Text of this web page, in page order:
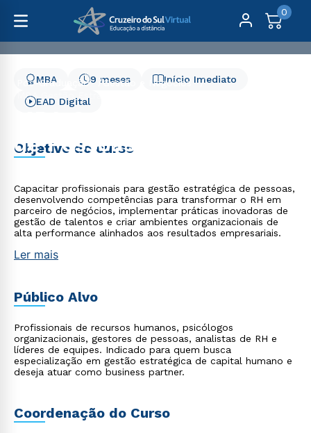
0
Pós-Graduação
Gestão e Negócios
MBA Gestão Estratégica de Pessoas
de Pessoas
Início Imediato
9 meses
MBA
EAD Digital
Objetivo do curso
Capacitar profissionais para gestão estratégica de pessoas,
desenvolvendo competências para transformar o RH em
parceiro de negócios, implementar práticas inovadoras de
gestão de talentos e criar ambientes organizacionais de
alta performance alinhados aos resultados empresariais.
Ler mais
Público Alvo
Profissionais de recursos humanos, psicólogos
organizacionais, gestores de pessoas, analistas de RH e
líderes de equipes. Indicado para quem busca
especialização em gestão estratégica de capital humano e
deseja atuar como business partner.
Coordenação do Curso